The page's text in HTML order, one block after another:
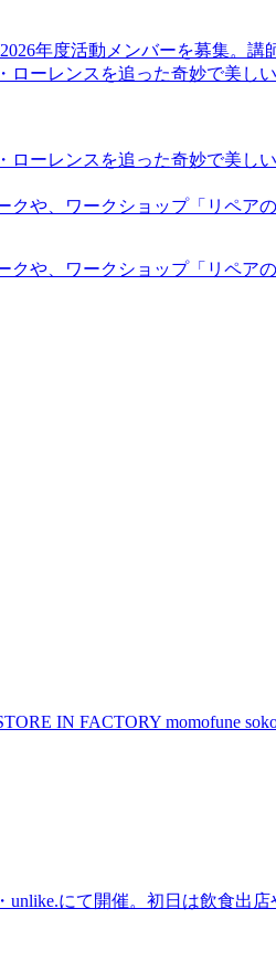
年度活動メンバーを募集。講
ーレンスを追った奇妙で美
ーレンスを追った奇妙で美
や、ワークショップ「リペアの
や、ワークショップ「リペアの
IN FACTORY momofune
にて開催。初日は飲食出